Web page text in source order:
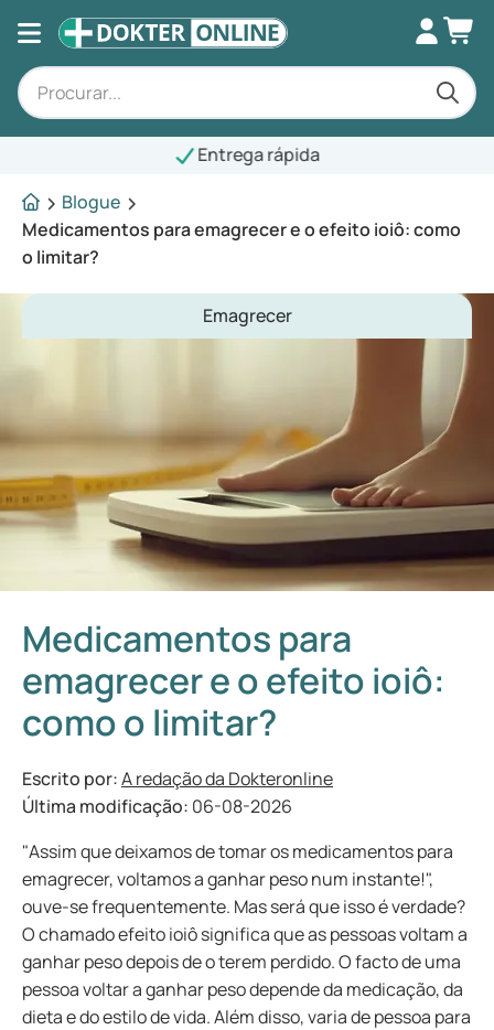
Blogue
Medicamentos para emagrecer e o efeito ioiô: como
o limitar?
Emagrecer
Medicamentos para
emagrecer e o efeito ioiô:
como o limitar?
Escrito por:A redação da Dokteronline
Última modificação: 06-08-2026
"Assim que deixamos de tomar os medicamentos para
emagrecer, voltamos a ganhar peso num instante!",
ouve-se frequentemente. Mas será que isso é verdade?
O chamado efeito ioiô significa que as pessoas voltam a
ganhar peso depois de o terem perdido. O facto de uma
pessoa voltar a ganhar peso depende da medicação, da
dieta e do estilo de vida. Além disso, varia de pessoa para